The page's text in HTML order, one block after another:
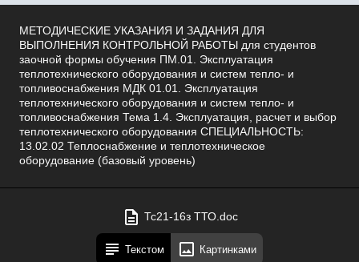
МЕТОДИЧЕСКИЕ УКАЗАНИЯ И ЗАДАНИЯ ДЛЯ
ВЫПОЛНЕНИЯ КОНТРОЛЬНОЙ РАБОТЫ для студентов
заочной формы обучения ПМ.01. Эксплуатация
теплотехнического оборудования и систем тепло- и
топливоснабжения МДК 01.01. Эксплуатация
теплотехнического оборудования и систем тепло- и
топливоснабжения Тема 1.4. Эксплуатация, расчет и выбор
теплотехнического оборудования СПЕЦИАЛЬНОСТЬ:
13.02.02 Теплоснабжение и теплотехническое
оборудование (базовый уровень)
Тс21-16з ТТО.doc
Текстом Картинками